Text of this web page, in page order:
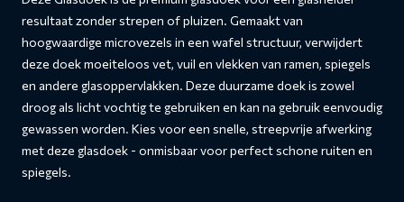
resultaat zonder strepen of pluizen. Gemaakt van
hoogwaardige microvezels in een wafel structuur, verwijdert
deze doek moeiteloos vet, vuil en vlekken van ramen, spiegels
en andere glasoppervlakken. Deze duurzame doek is zowel
droog als licht vochtig te gebruiken en kan na gebruik eenvoudig
gewassen worden. Kies voor een snelle, streepvrije afwerking
met deze glasdoek - onmisbaar voor perfect schone ruiten en
spiegels.